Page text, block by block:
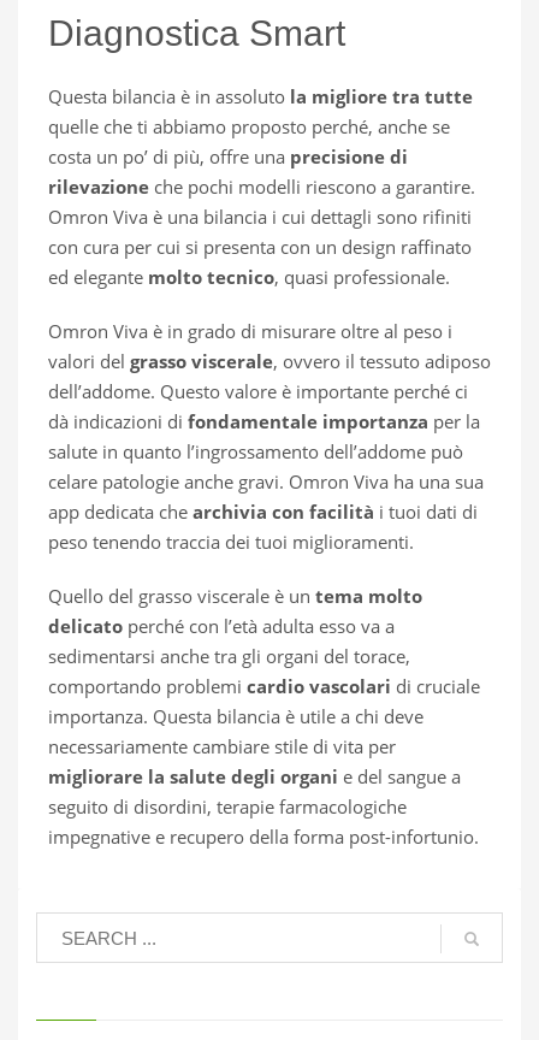
Diagnostica Smart
Questa bilancia è in assoluto la migliore tra tutte
quelle che ti abbiamo proposto perché, anche se
costa un po’ di più, offre una precisione di
rilevazione che pochi modelli riescono a garantire.
Omron Viva è una bilancia i cui dettagli sono rifiniti
con cura per cui si presenta con un design raffinato
ed elegante molto tecnico, quasi professionale.
Omron Viva è in grado di misurare oltre al peso i
valori del grasso viscerale, ovvero il tessuto adiposo
dell’addome. Questo valore è importante perché ci
dà indicazioni di fondamentale importanza per la
salute in quanto l’ingrossamento dell’addome può
celare patologie anche gravi. Omron Viva ha una sua
app dedicata che archivia con facilità i tuoi dati di
peso tenendo traccia dei tuoi miglioramenti.
Quello del grasso viscerale è un tema molto
delicato perché con l’età adulta esso va a
sedimentarsi anche tra gli organi del torace,
comportando problemi cardio vascolari di cruciale
importanza. Questa bilancia è utile a chi deve
necessariamente cambiare stile di vita per
migliorare la salute degli organi e del sangue a
seguito di disordini, terapie farmacologiche
impegnative e recupero della forma post-infortunio.